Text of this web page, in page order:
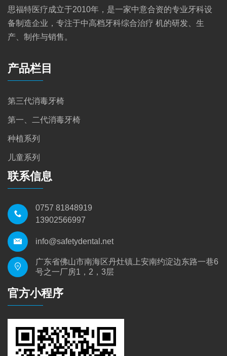
思福特医疗成立于2010年，是一家中意合资的专业牙科设
备制造企业，专注于中高档牙科综合治疗 机的研发、生
产、制作与销售。
产品栏目
第三代消毒牙椅
第一、二代消毒牙椅
种植系列
儿童系列
联系信息
0757 81848919
13902566997
info@safetydental.net
广东省佛山市南海区丹灶镇上安南约淀边东路一巷6
号之一厂房1，2，3层
官方小程序